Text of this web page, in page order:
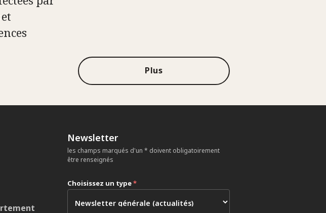
Plus
Newsletter
les champs marqués d'un * doivent obligatoirement
être renseignés
Choisissez un type*